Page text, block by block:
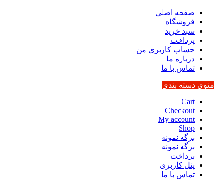
صفحه اصلی
فروشگاه
سبد خرید
پرداخت
حساب کاربری من
درباره ما
تماس با ما
منوی دسته بندی
Cart
Checkout
My account
Shop
برگه نمونه
برگه نمونه
پرداخت
پنل کاربری
تماس با ما